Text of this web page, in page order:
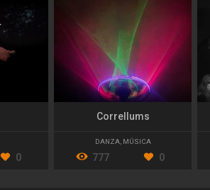
0
Correllums
DANZA, MÚSICA
777 0